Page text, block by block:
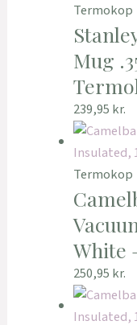
Termokop
Mug
239,95 kr.
Termokop
White
250,95 kr.